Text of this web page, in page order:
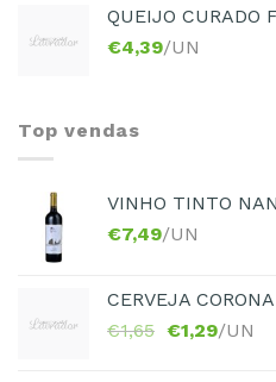
QUEIJO CURADO
€4,39/UN
Top vendas
VINHO TINTO
€7,49/UN
CERVEJA
€1,65 €1,29/UN